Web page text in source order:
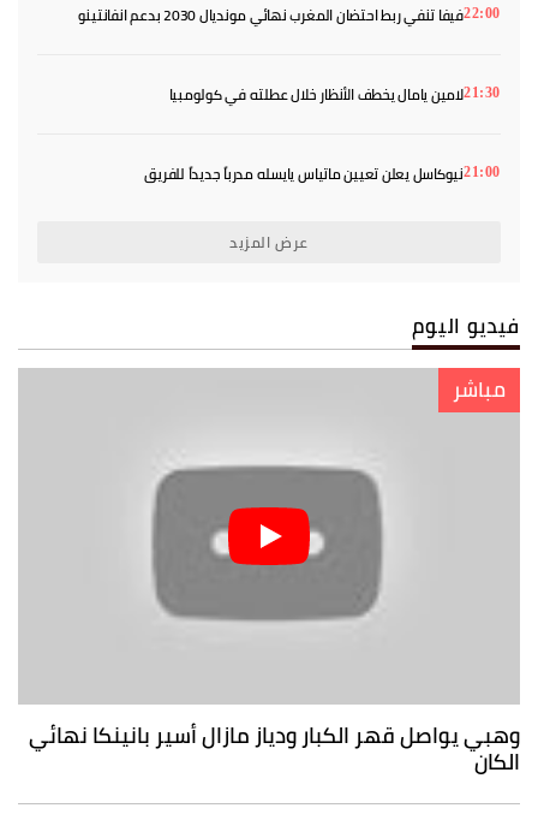
22:00فيفا تنفي ربط احتضان المغرب نهائي مونديال 2030 بدعم انفانتينو
21:30لامين يامال يخطف الأنظار خلال عطلته في كولومبيا
21:00نيوكاسل يعلن تعيين ماتياس يايسله مدرباً جديداً للفريق
عرض المزيد
فيديو اليوم
مباشر
وهبي يواصل قهر الكبار ودياز مازال أسير بانينكا نهائي
الكان